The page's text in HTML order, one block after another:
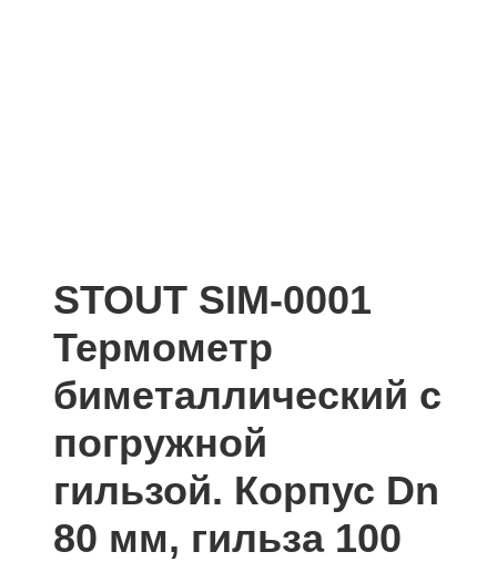
STOUT SIM-0001
Термометр
биметаллический с
погружной
гильзой. Корпус Dn
80 мм, гильза 100